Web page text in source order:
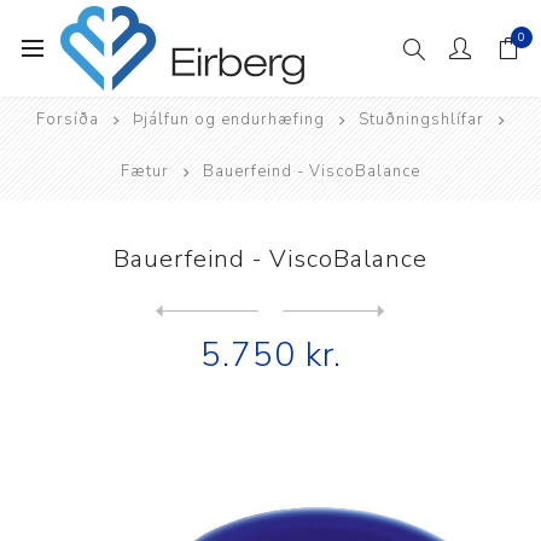
0
Forsíða Þjálfun og endurhæfing Stuðningshlífar
Fætur Bauerfeind - ViscoBalance
Bauerfeind - ViscoBalance
5.750 kr.